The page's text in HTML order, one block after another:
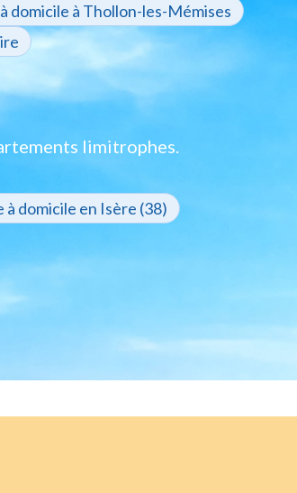
domicile à Thollon-les-Mémises
limitrophes.
à domicile en Isère (38)